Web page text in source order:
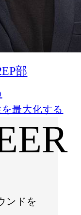
部
最大化する
ンドを